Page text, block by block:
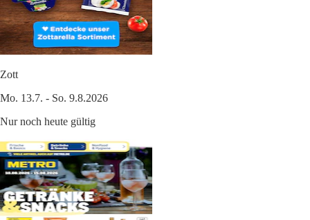
Zott
Mo. 13.7. - So. 9.8.2026
Nur noch heute gültig